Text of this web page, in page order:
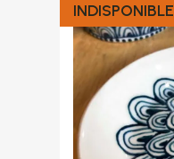
INDISPONIBLE